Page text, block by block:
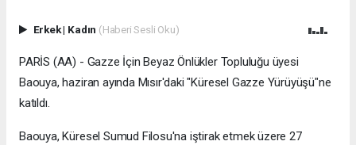
Erkek| Kadın (Haberi Sesli Oku)
PARİS (AA) - Gazze İçin Beyaz Önlükler Topluluğu üyesi
Baouya, haziran ayında Mısır'daki "Küresel Gazze Yürüyüşü"ne
katıldı.
Baouya, Küresel Sumud Filosu'na iştirak etmek üzere 27